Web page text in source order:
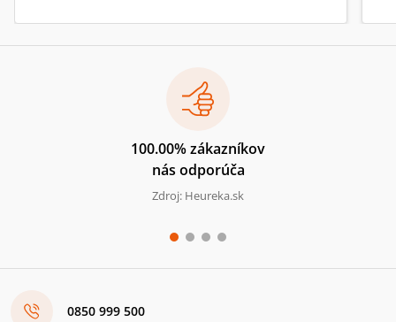
100.00% zákazníkov
nás odporúča
Zdroj: Heureka.sk
0850 999 500